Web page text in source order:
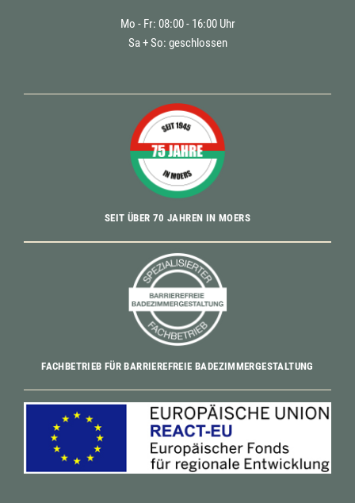
Mo - Fr: 08:00 - 16:00 Uhr
Sa + So: geschlossen
SEIT ÜBER 70 JAHREN IN MOERS
FACHBETRIEB FÜR BARRIEREFREIE BADEZIMMERGESTALTUNG